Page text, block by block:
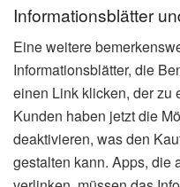
Informationsblätter
Eine weitere
Informationsblätter, die
einen Link klicken, der zu
Kunden haben jetzt die
deaktivieren, was den
gestalten kann. Apps, die